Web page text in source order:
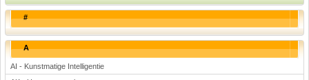
Frans, Duits, Chinees, Spaans
Geschiedenis
Handvaardigheid en Tekenen
Levensbeschouwing
#
A
AI - Kunstmatige Intelligentie